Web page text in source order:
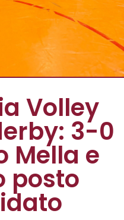
Volley
3-0
Mella e
posto